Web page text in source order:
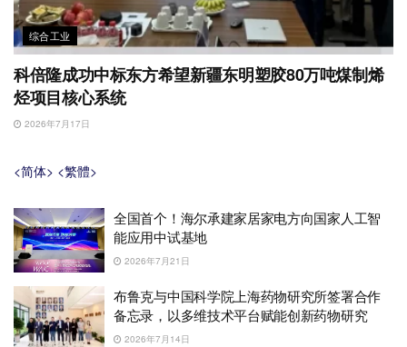
综合工业
科倍隆成功中标东方希望新疆东明塑胶80万吨煤制烯
烃项目核心系统
2026年7月17日
<简体> <繁體>
全国首个！海尔承建家居家电方向国家人工智
能应用中试基地
2026年7月21日
布鲁克与中国科学院上海药物研究所签署合作
备忘录，以多维技术平台赋能创新药物研究
2026年7月14日